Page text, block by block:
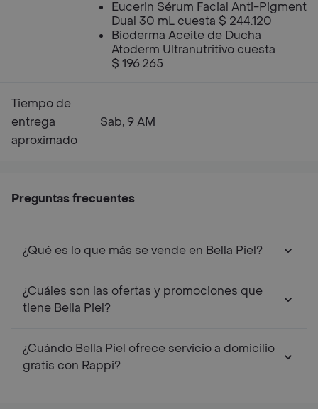
Eucerin Sérum Facial Anti-Pigment
Dual 30 mL cuesta $ 244.120
Bioderma Aceite de Ducha
Atoderm Ultranutritivo cuesta
$ 196.265
Tiempo de
entrega
aproximado
Sab, 9 AM
Preguntas frecuentes
¿Qué es lo que más se vende en Bella Piel?
¿Cuáles son las ofertas y promociones que
tiene Bella Piel?
¿Cuándo Bella Piel ofrece servicio a domicilio
gratis con Rappi?